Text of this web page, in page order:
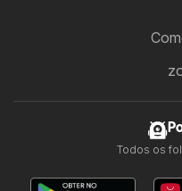
Todos os